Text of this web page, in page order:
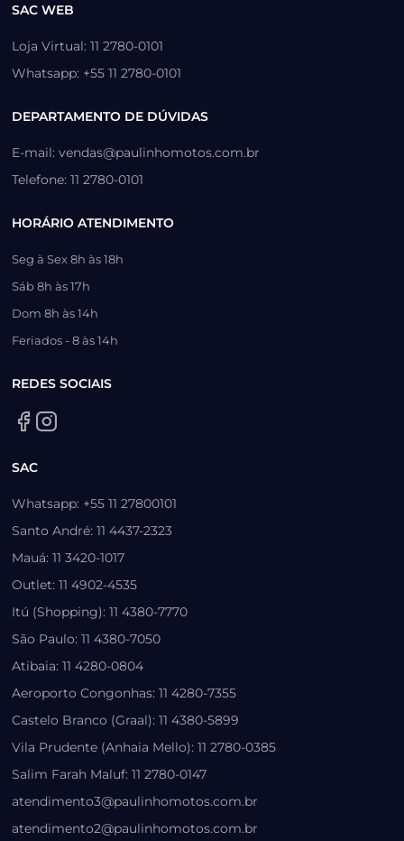
SAC WEB
Loja Virtual: 11 2780-0101
Whatsapp: +55 11 2780-0101
DEPARTAMENTO DE DÚVIDAS
E-mail: vendas@paulinhomotos.com.br
Telefone: 11 2780-0101
HORÁRIO ATENDIMENTO
Seg à Sex 8h às 18h
Sáb 8h às 17h
Dom 8h às 14h
Feriados - 8 às 14h
REDES SOCIAIS
SAC
Whatsapp: +55 11 27800101
Santo André: 11 4437-2323
Mauá: 11 3420-1017
Outlet: 11 4902-4535
Itú (Shopping): 11 4380-7770
São Paulo: 11 4380-7050
Atibaia: 11 4280-0804
Aeroporto Congonhas: 11 4280-7355
Castelo Branco (Graal): 11 4380-5899
Vila Prudente (Anhaia Mello): 11 2780-0385
Salim Farah Maluf: 11 2780-0147
atendimento3@paulinhomotos.com.br
atendimento2@paulinhomotos.com.br